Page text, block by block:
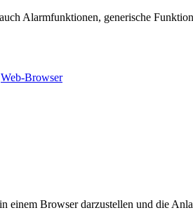
Alarmfunktionen, generische
Web-Browser
Browser darzustellen und die